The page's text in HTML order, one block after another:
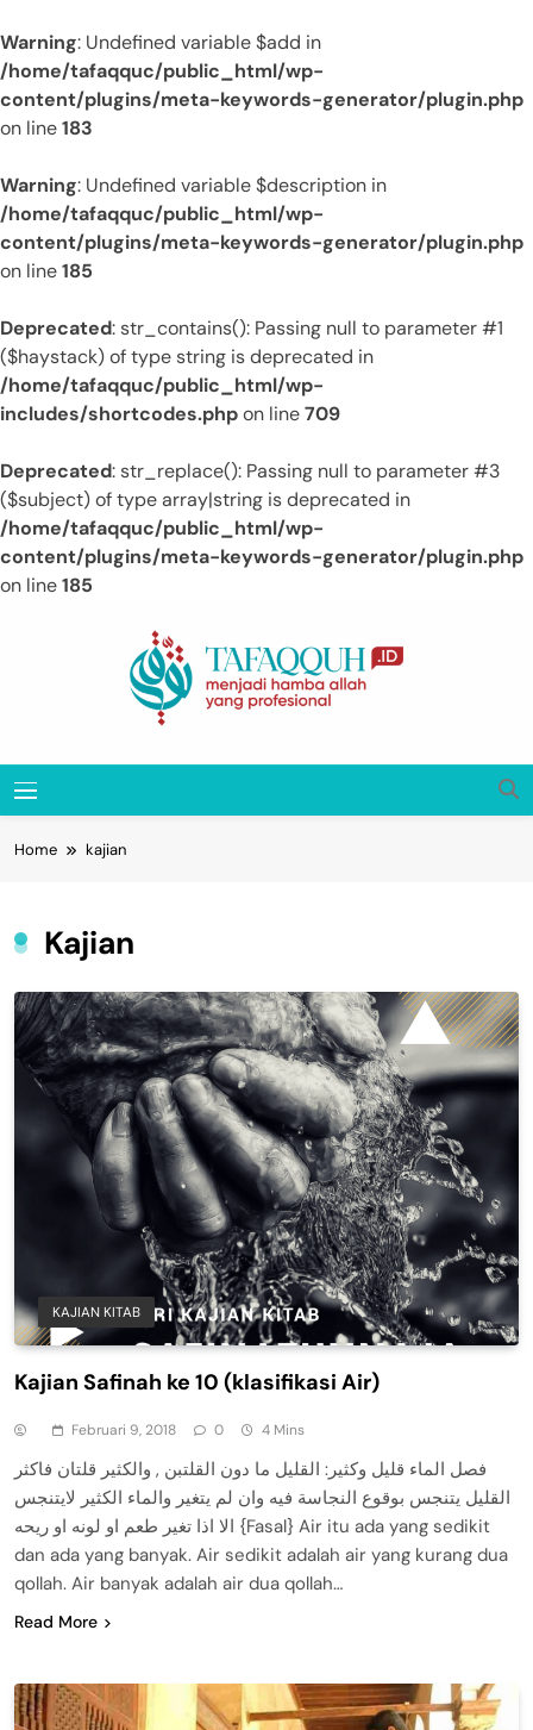
Warning: Undefined variable $add in
/home/tafaqquc/public_html/wp-
content/plugins/meta-keywords-generator/plugin.php
on line183
Warning: Undefined variable $description in
/home/tafaqquc/public_html/wp-
content/plugins/meta-keywords-generator/plugin.php
on line185
Deprecated: str_contains(): Passing null to parameter #1
($haystack) of type string is deprecated in
/home/tafaqquc/public_html/wp-
includes/shortcodes.phpon line709
Deprecated: str_replace(): Passing null to parameter #3
($subject) of type array|string is deprecated in
/home/tafaqquc/public_html/wp-
content/plugins/meta-keywords-generator/plugin.php
on line185
Tafaqquh.ID
Home kajian
Kajian
KAJIAN KITAB
Kajian Safinah ke 10 (klasifikasi Air)
Februari 9, 2018 0 4 Mins
فصل الماء قليل وكثير: القليل ما دون القلتبن , والكثير قلتان فاكثر
القليل يتنجس بوقوع النجاسة فيه وان لم يتغير والماء الكثير لايتنجس
الا اذا تغير طعم او لونه او ريحه {Fasal} Air itu ada yang sedikit
dan ada yang banyak. Air sedikit adalah air yang kurang dua
qollah. Air banyak adalah air dua qollah…
Read More